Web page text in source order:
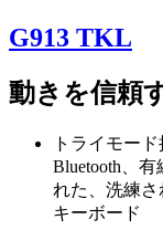
G913 TKL
動きを信頼
トライモー
Bluetooth、
れた、洗練
キーボード